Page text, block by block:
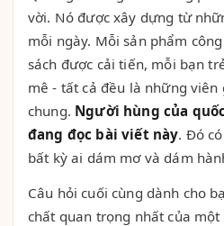
vời. Nó được xây dựng từ
mỗi ngày. Mỗi sản phẩm
sách được cải tiến, mỗi bạn
mê - tất cả đều là những viên
chung. Người hùng của
đang đọc bài viết này. Đó
bất kỳ ai dám mơ và dám
Câu hỏi cuối cùng dành cho
chất quan trọng nhất của